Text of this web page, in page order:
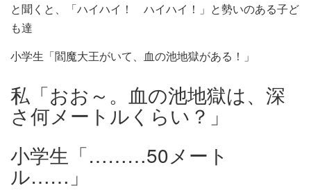
と聞くと、「ハイハイ！ ハイハイ！」と勢いのある子ど
も達
小学生「閻魔大王がいて、血の池地獄がある！」
私「おお～。血の池地獄は、深
さ何メートルくらい？」
小学生「………50メート
ル……」